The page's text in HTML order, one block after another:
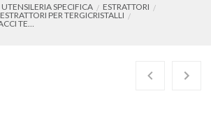
UTENSILERIA SPECIFICA
ESTRATTORI
ESTRATTORI PER TERGICRISTALLI
1505V - ESTRATTORI BRACCI TERGICRISTALLO